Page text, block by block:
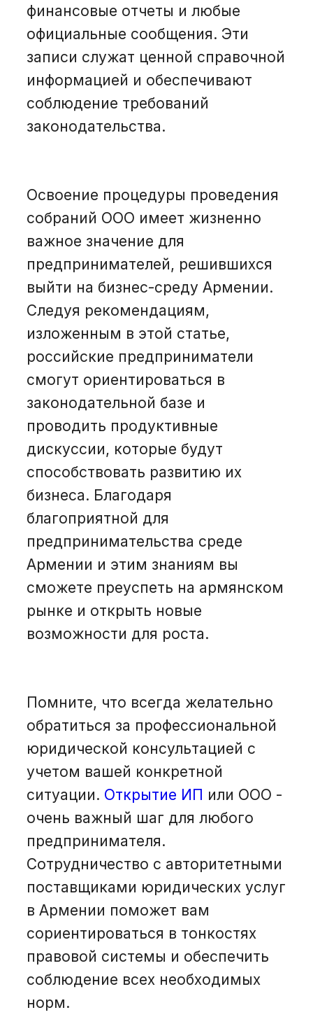
финансовые отчеты и любые
официальные сообщения. Эти
записи служат ценной справочной
информацией и обеспечивают
соблюдение требований
законодательства.
Освоение процедуры проведения
собраний ООО имеет жизненно
важное значение для
предпринимателей, решившихся
выйти на бизнес-среду Армении.
Следуя рекомендациям,
изложенным в этой статье,
российские предприниматели
смогут ориентироваться в
законодательной базе и
проводить продуктивные
дискуссии, которые будут
способствовать развитию их
бизнеса. Благодаря
благоприятной для
предпринимательства среде
Армении и этим знаниям вы
сможете преуспеть на армянском
рынке и открыть новые
возможности для роста.
Помните, что всегда желательно
обратиться за профессиональной
юридической консультацией с
учетом вашей конкретной
ситуации. Открытие ИП или ООО -
очень важный шаг для любого
предпринимателя.
Сотрудничество с авторитетными
поставщиками юридических услуг
в Армении поможет вам
сориентироваться в тонкостях
правовой системы и обеспечить
соблюдение всех необходимых
норм.